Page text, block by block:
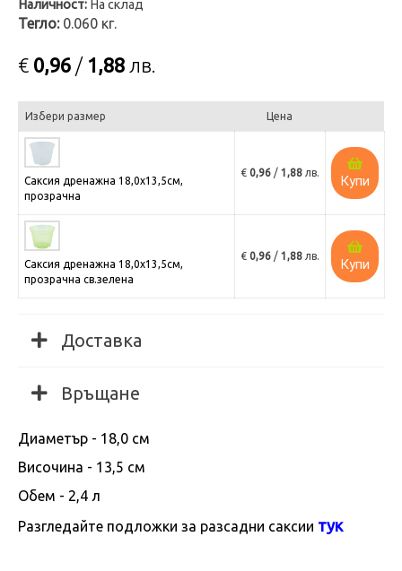
Наличност: На склад
Тегло:0.060 кг.
€ 0,96 / 1,88 лв.
Избери размер Цена
Саксия дренажна 18,0х13,5см,
прозрачна
€ 0,96 / 1,88 лв.
Купи
Саксия дренажна 18,0х13,5см,
прозрачнa св.зелена
€ 0,96 / 1,88 лв.
Купи
Доставка
Връщане
Диаметър - 18,0 см
Височина - 13,5 см
Обем - 2,4 л
Разгледайте подложки за разсадни саксии тук